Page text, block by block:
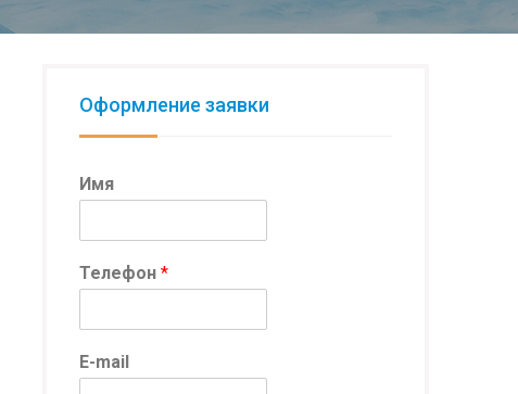
Оформление заявки
Имя
Телефон*
н
е
E-mail